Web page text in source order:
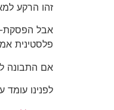
זהו הרקע
אבל הפסקת-
פלסטינית
אם התבונה
לפנינו